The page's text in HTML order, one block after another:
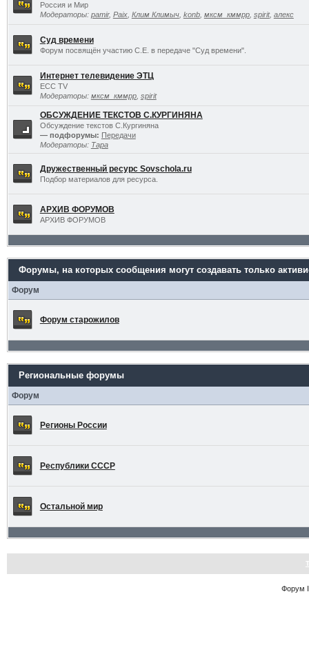
Россия и Мир
Модераторы: pamir, Paix, Клим Климыч, konb, мксм_кммрр, spirit, алекс
Суд времени
Форум посвящён участию С.Е. в передаче "Суд времени".
Интернет телевидение ЭТЦ
ECC TV
Модераторы: мксм_кммрр, spirit
ОБСУЖДЕНИЕ ТЕКСТОВ С.КУРГИНЯНА
Обсуждение текстов С.Кургиняна
— подфорумы: Передачи
Модераторы: Тара
Дружественный ресурс Sovschola.ru
Подбор материалов для ресурса.
АРХИВ ФОРУМОВ
АРХИВ ФОРУМОВ
Форумы, на которых сообщения могут создавать только
Форум
Форум старожилов
Региональные форумы
Форум
Регионы России
Республики СССР
Остальной мир
Форум